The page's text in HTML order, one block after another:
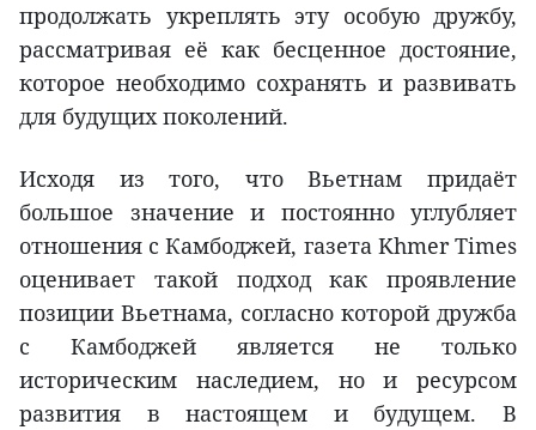
продолжать укреплять эту особую дружбу,
рассматривая её как бесценное достояние,
которое необходимо сохранять и развивать
для будущих поколений.
Исходя из того, что Вьетнам придаёт
большое значение и постоянно углубляет
отношения с Камбоджей, газета Khmer Times
оценивает такой подход как проявление
позиции Вьетнама, согласно которой дружба
с Камбоджей является не только
историческим наследием, но и ресурсом
развития в настоящем и будущем. В